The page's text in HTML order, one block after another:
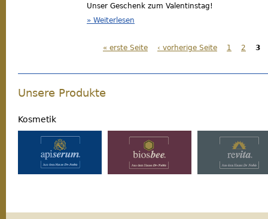
Unser Geschenk zum Valentinstag!
Weiterlesen
« erste Seite ‹ vorherige Seite 1 2 3
Unsere Produkte
Kosmetik